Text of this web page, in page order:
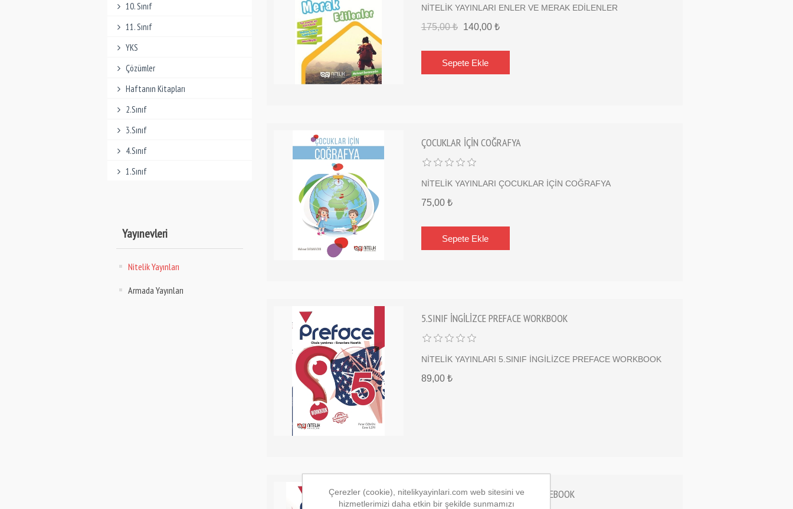
10. Sınıf
11. Sınıf
YKS
Çözümler
Haftanın Kitapları
2.Sınıf
3.Sınıf
4.Sınıf
1.Sınıf
Yayınevleri
Nitelik Yayınları
Armada Yayınları
NİTELİK YAYINLARI ENLER VE MERAK EDİLENLER
175,00 ₺ 140,00 ₺
ÇOCUKLAR İÇİN COĞRAFYA
NİTELİK YAYINLARI ÇOCUKLAR İÇİN COĞRAFYA
75,00 ₺
5.SINIF İNGİLİZCE PREFACE WORKBOOK
NİTELİK YAYINLARI 5.SINIF İNGİLİZCE PREFACE WORKBOOK
89,00 ₺
5.SINIF İNGİLİZCE PREFACE COURSEBOOK
Çerezler (cookie), nitelikyayinlari.com web sitesini ve
hizmetlerimizi daha etkin bir şekilde sunmamızı